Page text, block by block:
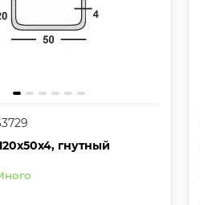
гнутный